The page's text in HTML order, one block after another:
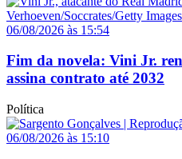
06/08/2026 às 15:54
Fim da novela: Vini Jr.
assina contrato até 2032
Política
06/08/2026 às 15:10